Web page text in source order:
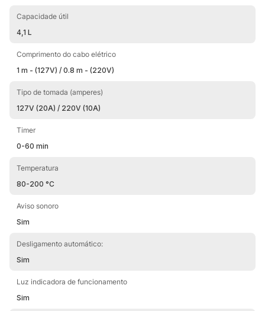
Capacidade útil
4,1 L
Comprimento do cabo elétrico
1 m - (127V) / 0.8 m - (220V)
Tipo de tomada (amperes)
127V (20A) / 220V (10A)
Timer
0-60 min
Temperatura
80-200 °C
Aviso sonoro
Sim
Desligamento automático:
Sim
Luz indicadora de funcionamento
Sim